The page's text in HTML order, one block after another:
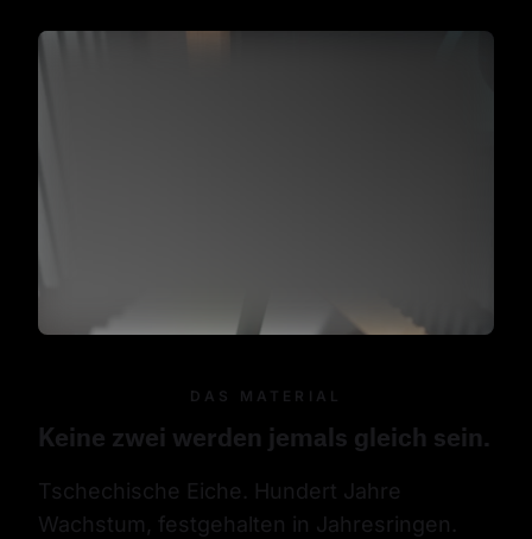
DAS MATERIAL
Keine zwei werden jemals gleich sein.
Tschechische Eiche. Hundert Jahre
Wachstum, festgehalten in Jahresringen.